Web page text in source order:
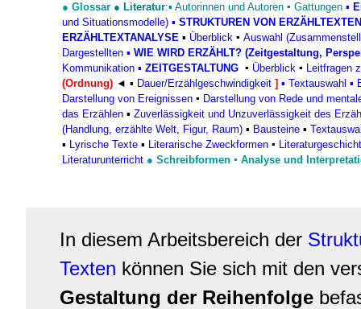
● Glossar ● Literatur:▪ Autorinnen und Autoren ▪ Gattungen ▪
und Situationsmodelle) ▪ STRUKTUREN VON ERZÄHLTEXTEN
ERZÄHLTEXTANALYSE ▪ Überblick ▪ Auswahl
Dargestellten ▪ WIE WIRD ERZÄHLT? (Zeitgestaltung,
Kommunikation ▪ ZEITGESTALTUNG ▪ Überblick ▪ Leitfragen
(Ordnung) ◄ ▪ Dauer/Erzählgeschwindigkeit ] ▪ Textauswahl ▪
Darstellung von Ereignissen ▪ Darstellung von Rede und
das Erzählen ▪ Zuverlässigkeit und Unzuverlässigkeit des
(Handlung, erzählte Welt, Figur, Raum) ▪ Bausteine ▪
▪ Lyrische Texte ▪ Literarische Zweckformen ▪
Literaturunterricht ● Schreibformen ▪ Analyse und
In diesem Arbeitsbereich der
Texten können Sie sich mit den
Gestaltung der Reihenfolge